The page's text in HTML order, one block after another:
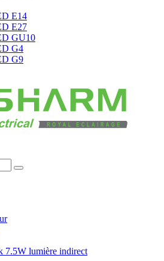
E14
E27
GU10
G4
G9
7.5W lumière indirect